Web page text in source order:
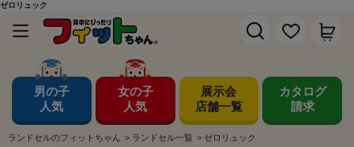
ゼロリュック
男の子
人気
女の子
人気
展示会
店舗一覧
カタログ
請求
ランドセルのフィットちゃん > ランドセル一覧 > ゼロリュック